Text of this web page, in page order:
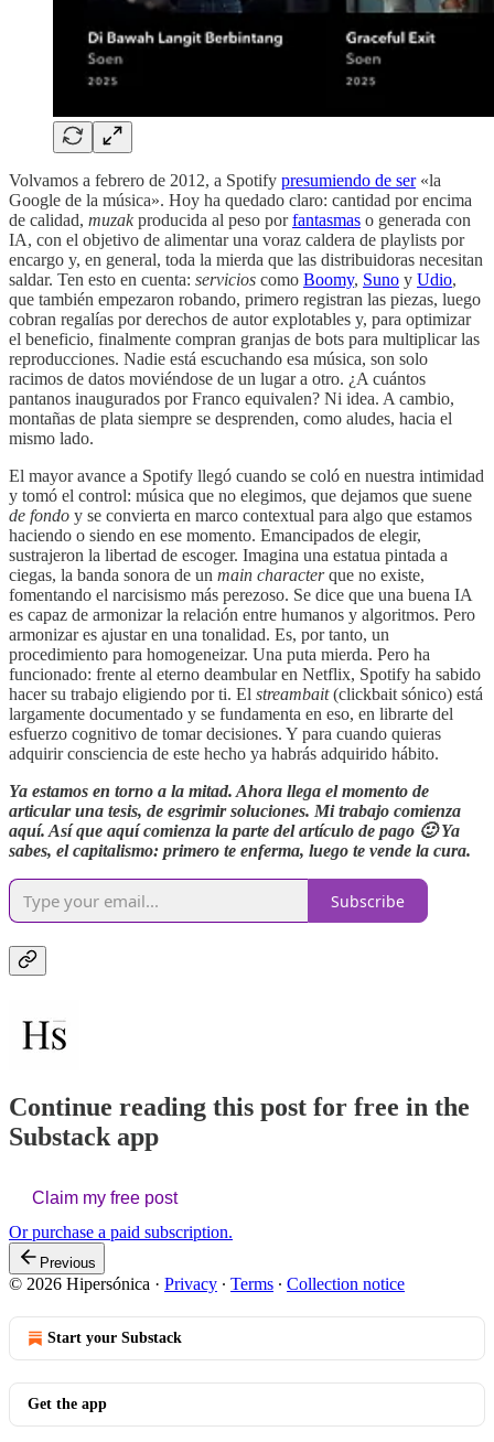
Volvamos a febrero de 2012, a Spotify presumiendo de ser«la
Google de la música». Hoy ha quedado claro: cantidad por encima
de calidad, muzakproducida al peso porfantasmas o generada con
IA, con el objetivo de alimentar una voraz caldera de playlists por
encargo y, en general, toda la mierda que las distribuidoras necesitan
saldar. Ten esto en cuenta: servicios como Boomy, Suno y Udio,
que también empezaron robando, primero registran las piezas, luego
cobran regalías por derechos de autor explotables y, para optimizar
el beneficio, finalmente compran granjas de bots para multiplicar las
reproducciones. Nadie está escuchando esa música, son solo
racimos de datos moviéndose de un lugar a otro. ¿A cuántos
pantanos inaugurados por Franco equivalen? Ni idea. A cambio,
montañas de plata siempre se desprenden, como aludes, hacia el
mismo lado.
El mayor avance a Spotify llegó cuando se coló en nuestra intimidad
y tomó el control: música que no elegimos, que dejamos que suene
de fondo y se convierta en marco contextual para algo que estamos
haciendo o siendo en ese momento. Emancipados de elegir,
sustrajeron la libertad de escoger. Imagina una estatua pintada a
ciegas, la banda sonora de un main characterque no existe,
fomentando el narcisismo más perezoso. Se dice que una buena IA
es capaz de armonizar la relación entre humanos y algoritmos. Pero
armonizar es ajustar en una tonalidad. Es, por tanto, un
procedimiento para homogeneizar. Una puta mierda. Pero ha
funcionado: frente al eterno deambular en Netflix, Spotify ha sabido
hacer su trabajo eligiendo por ti. El streambait(clickbait sónico) está
largamente documentado y se fundamenta en eso, en librarte del
esfuerzo cognitivo de tomar decisiones. Y para cuando quieras
adquirir consciencia de este hecho ya habrás adquirido hábito.
Ya estamos en torno a la mitad. Ahora llega el momento de
articular una tesis, de esgrimir soluciones. Mi trabajo comienza
aquí. Así que aquí comienza la parte del artículo de pago 🙂 Ya
sabes, el capitalismo: primero te enferma, luego te vende la cura.
Subscribe
Continue reading this post for free in the
Substack app
Claim my free post
Or purchase a paid subscription.
Previous
© 2026 Hipersónica · Privacy ∙ Terms ∙ Collection notice
Start your Substack
Get the app